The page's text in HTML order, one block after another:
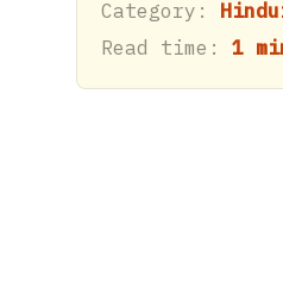
Category:
Read time: 1